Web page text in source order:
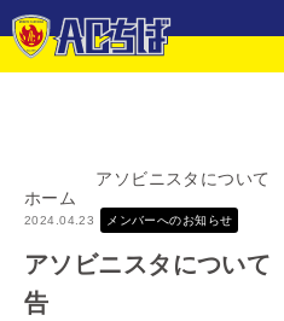
アソビニスタについ
ホーム
2024.04.23 メンバーへのお知らせ
アソビニスタについ
告